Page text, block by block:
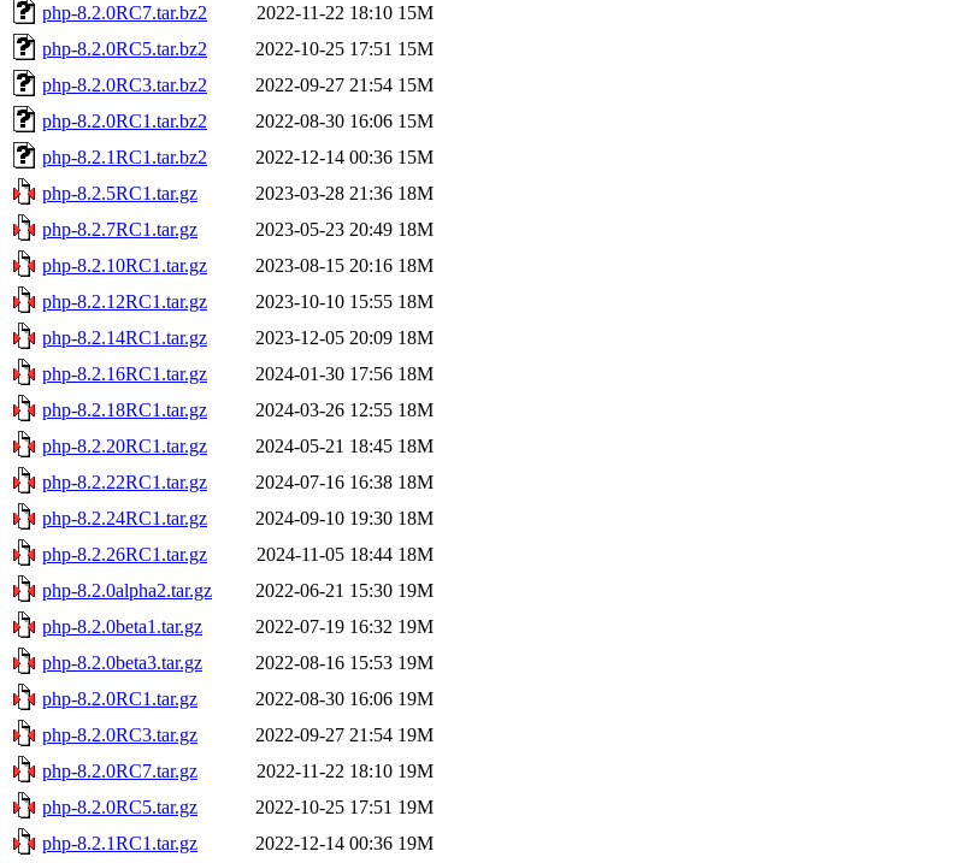
php-8.2.0RC7.tar.bz2
2022-11-22 18:10 15M
php-8.2.0RC5.tar.bz2
2022-10-25 17:51 15M
php-8.2.0RC3.tar.bz2
2022-09-27 21:54 15M
php-8.2.0RC1.tar.bz2
2022-08-30 16:06 15M
php-8.2.1RC1.tar.bz2
2022-12-14 00:36 15M
php-8.2.5RC1.tar.gz
2023-03-28 21:36 18M
php-8.2.7RC1.tar.gz
2023-05-23 20:49 18M
php-8.2.10RC1.tar.gz
2023-08-15 20:16 18M
php-8.2.12RC1.tar.gz
2023-10-10 15:55 18M
php-8.2.14RC1.tar.gz
2023-12-05 20:09 18M
php-8.2.16RC1.tar.gz
2024-01-30 17:56 18M
php-8.2.18RC1.tar.gz
2024-03-26 12:55 18M
php-8.2.20RC1.tar.gz
2024-05-21 18:45 18M
php-8.2.22RC1.tar.gz
2024-07-16 16:38 18M
php-8.2.24RC1.tar.gz
2024-09-10 19:30 18M
php-8.2.26RC1.tar.gz
2024-11-05 18:44 18M
php-8.2.0alpha2.tar.gz
2022-06-21 15:30 19M
php-8.2.0beta1.tar.gz
2022-07-19 16:32 19M
php-8.2.0beta3.tar.gz
2022-08-16 15:53 19M
php-8.2.0RC1.tar.gz
2022-08-30 16:06 19M
php-8.2.0RC3.tar.gz
2022-09-27 21:54 19M
php-8.2.0RC7.tar.gz
2022-11-22 18:10 19M
php-8.2.0RC5.tar.gz
2022-10-25 17:51 19M
php-8.2.1RC1.tar.gz
2022-12-14 00:36 19M